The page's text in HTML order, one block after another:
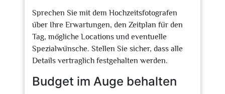
Sprechen Sie mit dem Hochzeitsfotografen
über Ihre Erwartungen, den Zeitplan für den
Tag, mögliche Locations und eventuelle
Spezialwünsche. Stellen Sie sicher, dass alle
Details vertraglich festgehalten werden.
Budget im Auge behalten